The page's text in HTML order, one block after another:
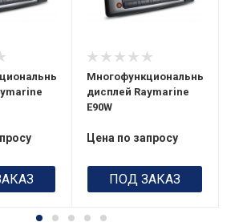
Многофункциональный
дисплей Raymarine
E90W
Цена по запросу
ПОД ЗАКАЗ